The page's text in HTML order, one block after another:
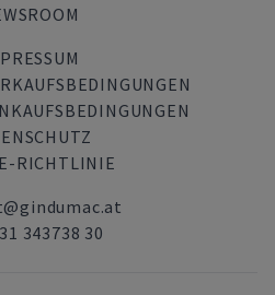
RICHTLINIE
343738 30